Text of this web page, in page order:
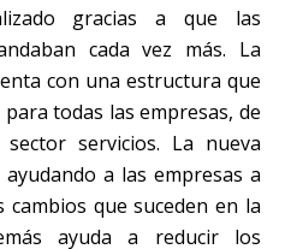
gracias a que las
cada vez más. La
con una estructura que
todas las empresas, de
servicios. La nueva
a las empresas a
que suceden en la
ayuda a reducir los